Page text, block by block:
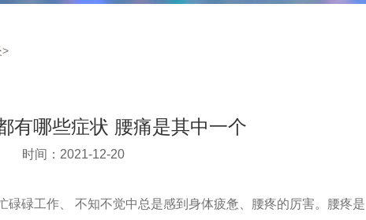
>
有哪些症状 腰痛是其中一个
时间：2021-12-20
碌碌工作、 不知不觉中总是感到身体疲惫、腰疼的厉害。腰疼是